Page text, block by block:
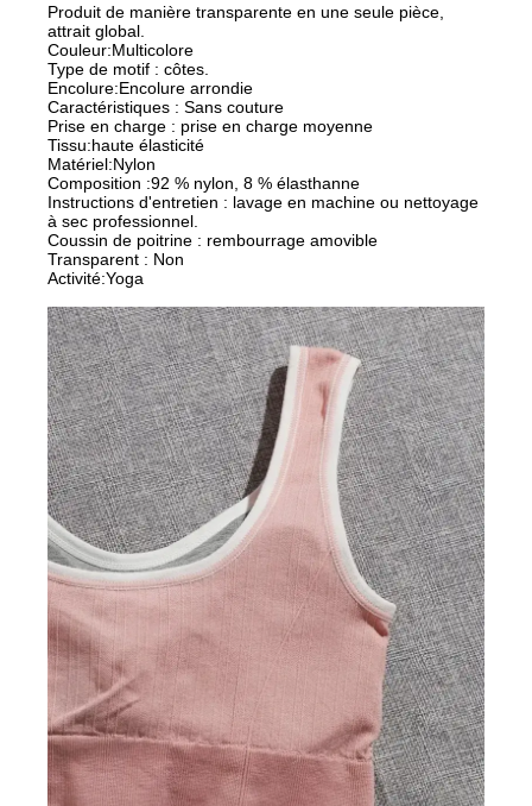
Produit de manière transparente en une seule pièce,
attrait global.
Couleur:Multicolore
Type de motif : côtes.
Encolure:Encolure arrondie
Caractéristiques : Sans couture
Prise en charge : prise en charge moyenne
Tissu:haute élasticité
Matériel:Nylon
Composition :92 % nylon, 8 % élasthanne
Instructions d'entretien : lavage en machine ou nettoyage
à sec professionnel.
Coussin de poitrine : rembourrage amovible
Transparent : Non
Activité:Yoga